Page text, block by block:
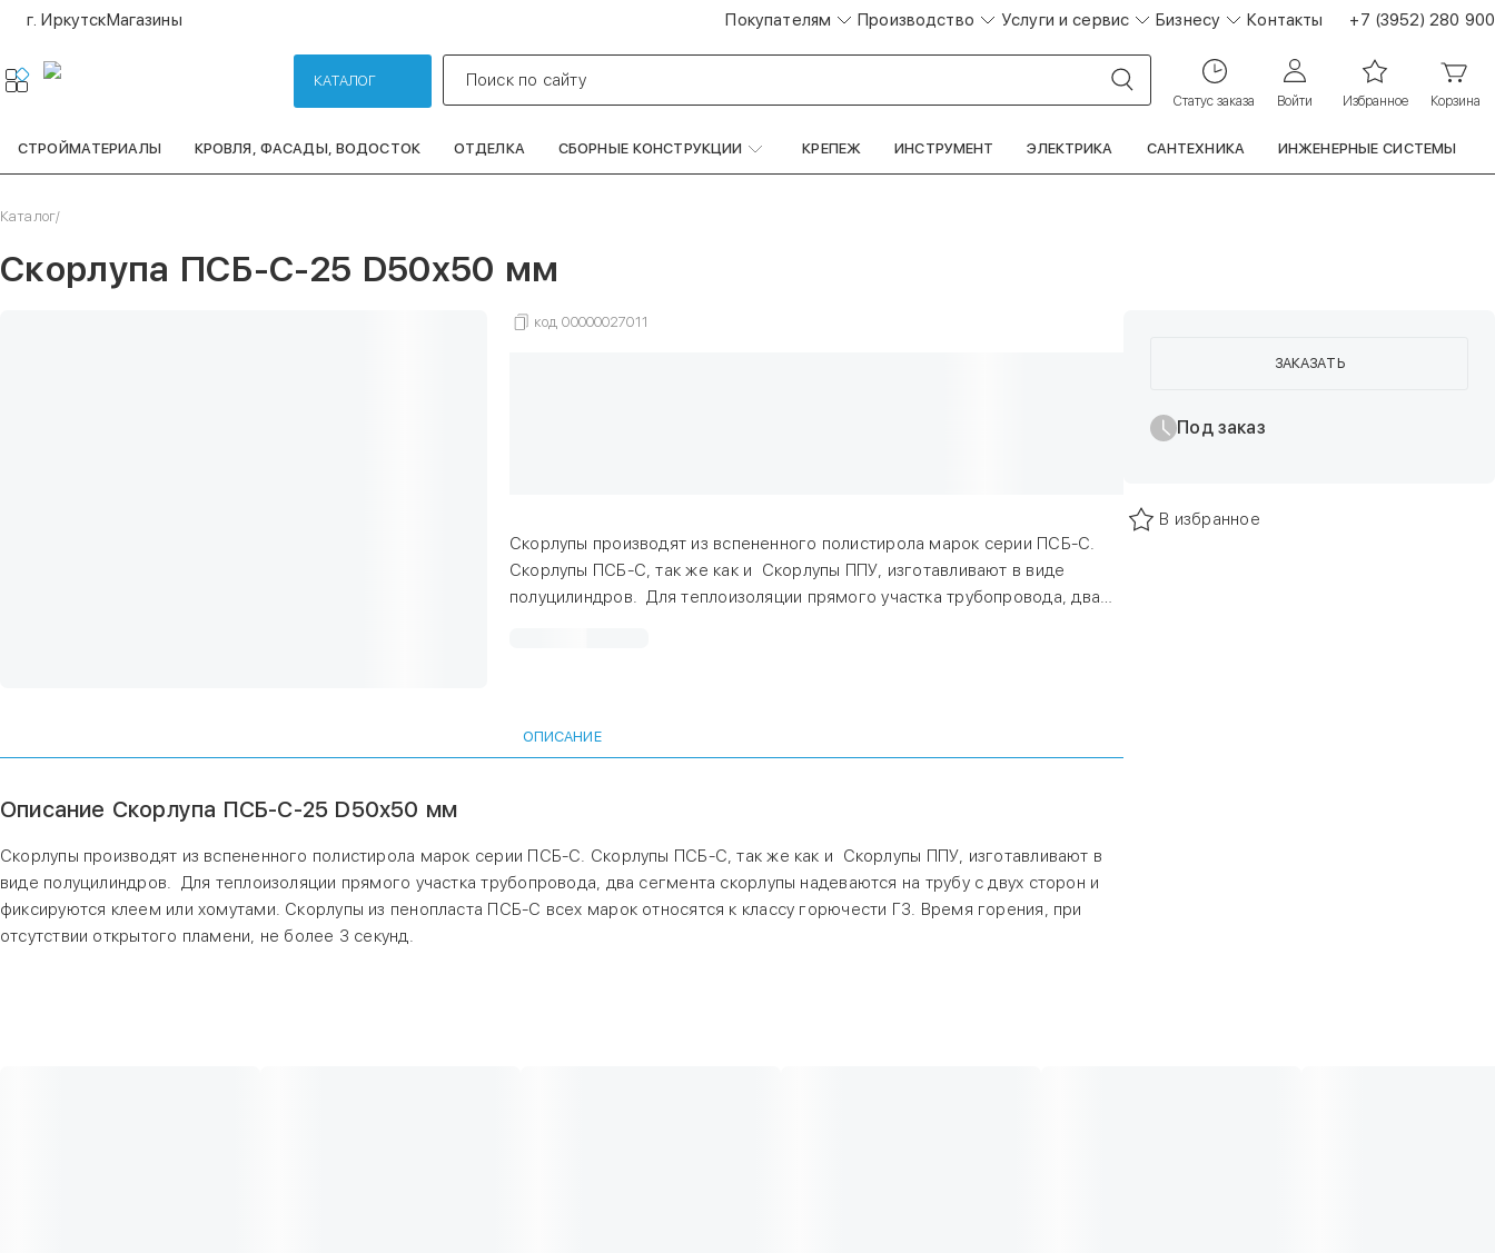
г. ИркутскМагазины Покупателям Производство Услуги и сервис Бизнесу Контакты +7 (3952) 280 900
КАТАЛОГ Поиск по сайту
Статус заказа Войти Избранное Корзина
СТРОЙМАТЕРИАЛЫ КРОВЛЯ, ФАСАДЫ, ВОДОСТОК ОТДЕЛКА СБОРНЫЕ КОНСТРУКЦИИ КРЕПЕЖ ИНСТРУМЕНТ ЭЛЕКТРИКА САНТЕХНИКА ИНЖЕНЕРНЫЕ СИСТЕМЫ
Каталог/
Скорлупа ПСБ-С-25 D50х50 мм
код00000027011
Скорлупы производят из вспененного полистирола марок серии ПСБ-С.
Скорлупы ПСБ-С, так же как и Скорлупы ППУ, изготавливают в виде
полуцилиндров. Для теплоизоляции прямого участка трубопровода, два
ОПИСАНИЕ
Описание Скорлупа ПСБ-С-25 D50х50 мм
Скорлупы производят из вспененного полистирола марок серии ПСБ-С. Скорлупы ПСБ-С, так же как и Скорлупы ППУ, изготавливают в
виде полуцилиндров. Для теплоизоляции прямого участка трубопровода, два сегмента скорлупы надеваются на трубу с двух сторон и
фиксируются клеем или хомутами. Скорлупы из пенопласта ПСБ-С всех марок относятся к классу горючести Г3. Время горения, при
отсутствии открытого пламени, не более 3 секунд.
ЗАКАЗАТЬ
Под заказ
В избранное